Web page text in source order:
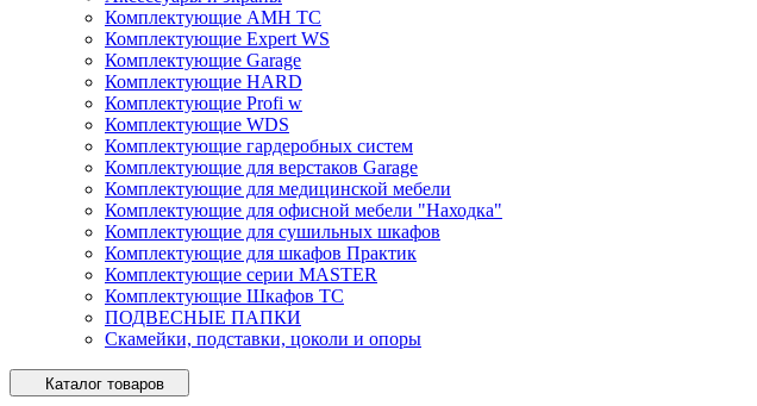
Комплектующие AMH TC
Комплектующие Expert WS
Комплектующие Garage
Комплектующие HARD
Комплектующие Profi w
Комплектующие WDS
Комплектующие гардеробных систем
Комплектующие для верстаков Garage
Комплектующие для медицинской мебели
Комплектующие для офисной мебели "Находка"
Комплектующие для сушильных шкафов
Комплектующие для шкафов Практик
Комплектующие серии MASTER
Комплектующие Шкафов ТС
ПОДВЕСНЫЕ ПАПКИ
Скамейки, подставки, цоколи и опоры
Каталог товаров